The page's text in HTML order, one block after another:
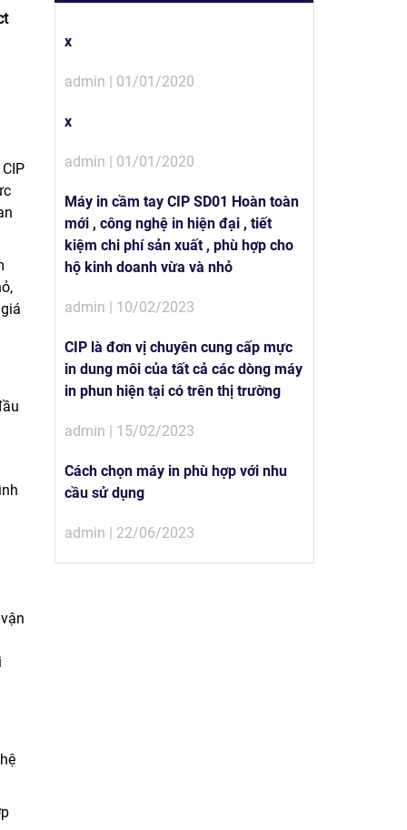
x
admin | 01/01/2020
x
admin | 01/01/2020
Máy in cầm tay CIP SD01 Hoàn toàn
mới , công nghệ in hiện đại , tiết
kiệm chi phí sản xuất , phù hợp cho
hộ kinh doanh vừa và nhỏ
admin | 10/02/2023
CIP là đơn vị chuyên cung cấp mực
in dung môi của tất cả các dòng máy
in phun hiện tại có trên thị trường
admin | 15/02/2023
Cách chọn máy in phù hợp với nhu
cầu sử dụng
admin | 22/06/2023